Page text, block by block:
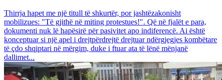
Thirrja hapet me një titull të shkurtër, por jashtëzakonisht
mobilizues: "Të gjithë në miting protestues!". Që në fjalët e para,
dokumenti nuk lë hapësirë për pasivitet apo indiferencë. Ai është
konceptuar si një apel i drejtpërdrejtë drejtuar ndërgjegjes kombëtare
të çdo shqiptari në mërgim, duke i ftuar ata të lënë mënjanë
dallimet...